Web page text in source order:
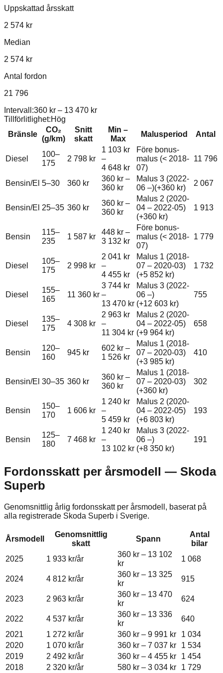
Uppskattad årsskatt
2 574 kr
Median
2 574 kr
Antal fordon
21 796
Intervall:360 kr – 13 470 kr
Tillförlitlighet:Hög
Bränsle
CO₂
(g/km)
Snitt
skatt
Min –
Max
Malusperiod Antal
Diesel
100–
175
2 798 kr
1 103 kr
–
4 648 kr
Före bonus-
malus (< 2018-
07)
11 796
Bensin/El 5–30 360 kr
360 kr –
360 kr
Malus 3 (2022-
06 –)(+360 kr)
2 067
Bensin/El 25–35 360 kr
360 kr –
360 kr
Malus 2 (2020-
04 – 2022-05)
(+360 kr)
1 913
Bensin
115–
235
1 587 kr
448 kr –
3 132 kr
Före bonus-
malus (< 2018-
07)
1 779
Diesel
105–
175
2 998 kr
2 041 kr
–
4 455 kr
Malus 1 (2018-
07 – 2020-03)
(+5 852 kr)
1 732
Diesel
155–
165
11 360 kr
3 744 kr
–
13 470 kr
Malus 3 (2022-
06 –)
(+12 603 kr)
755
Diesel
135–
175
4 308 kr
2 963 kr
–
11 304 kr
Malus 2 (2020-
04 – 2022-05)
(+9 964 kr)
658
Bensin
120–
160
945 kr
602 kr –
1 526 kr
Malus 1 (2018-
07 – 2020-03)
(+3 985 kr)
410
Bensin/El 30–35 360 kr
360 kr –
360 kr
Malus 1 (2018-
07 – 2020-03)
(+360 kr)
302
Bensin
150–
170
1 606 kr
1 240 kr
–
5 459 kr
Malus 2 (2020-
04 – 2022-05)
(+6 803 kr)
193
Bensin
125–
180
7 468 kr
1 240 kr
–
13 102 kr
Malus 3 (2022-
06 –)
(+8 350 kr)
191
Fordonsskatt per årsmodell — Skoda
Superb
Genomsnittlig årlig fordonsskatt per årsmodell, baserat på
alla registrerade Skoda Superb i Sverige.
Årsmodell
Genomsnittlig
skatt
Spann
Antal
bilar
2025
1 933 kr/år
360 kr – 13 102
kr
1 068
2024 4 812 kr/år
360 kr – 13 325
kr
915
2023 2 963 kr/år
360 kr – 13 470
kr
624
2022 4 537 kr/år
360 kr – 13 336
kr
640
2021
1 272 kr/år 360 kr – 9 991 kr
1 034
2020
1 070 kr/år 360 kr – 7 037 kr
1 534
2019
2 492 kr/år 360 kr – 4 455 kr
1 454
2018
2 320 kr/år 580 kr – 3 034 kr
1 729